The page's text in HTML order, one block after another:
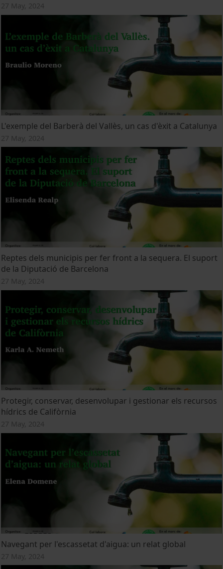
27 May, 2024
L'exemple del Barberà del Vallès, un cas d'èxit a Catalunya
27 May, 2024
Reptes dels municipis per fer front a la sequera. El suport
de la Diputació de Barcelona
27 May, 2024
Protegir, conservar, desenvolupar i gestionar els recursos
hídrics de Califòrnia
27 May, 2024
Navegant per l'escassetat d'aigua: un relat global
27 May, 2024